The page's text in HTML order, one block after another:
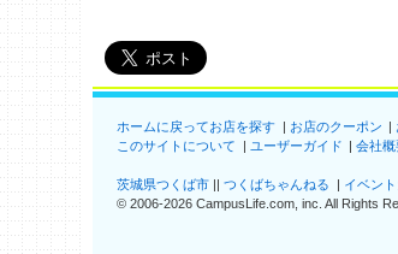
ホームに戻ってお店を探す お店のクーポン
このサイトについて
ユーザーガイド 会社概
茨城県つくば市 つくばちゃんねる イベン
© 2006-2026 CampusLife.com, inc. All Rights